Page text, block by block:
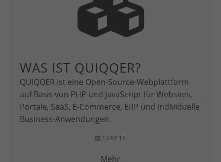
WAS IST QUIQQER?
QUIQQER ist eine Open-Source-Webplattform
auf Basis von PHP und JavaScript für Websites,
Portale, SaaS, E-Commerce, ERP und individuelle
Business-Anwendungen.
13.02.15
Mehr